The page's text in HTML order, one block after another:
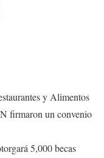
y Alimentos
firmaron un convenio
5,000 becas